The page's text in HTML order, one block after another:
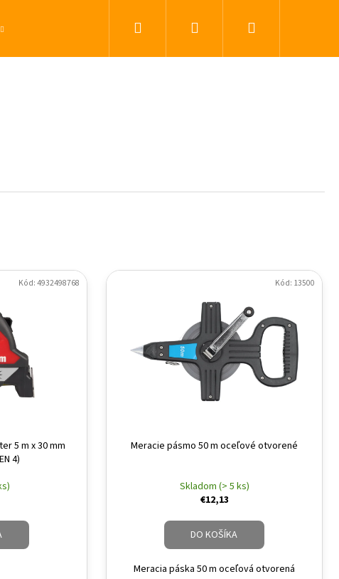
Hľadať PrihlásenieNákupný
5 m x 30 mm
4)
Kód: 4932498768
Meracie pásmo 50 m oceľové otvorené
Skladom (> 5 ks)
€12,13
DO KOŠÍKA
Meracia páska 50 m oceľová otvorená
Kód: 13500